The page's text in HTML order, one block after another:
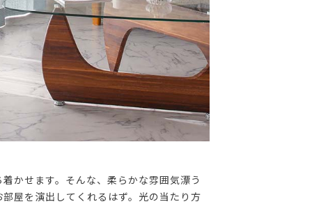
かせます。そんな、柔らかな雰囲気漂う
屋を演出してくれるはず。光の当たり方